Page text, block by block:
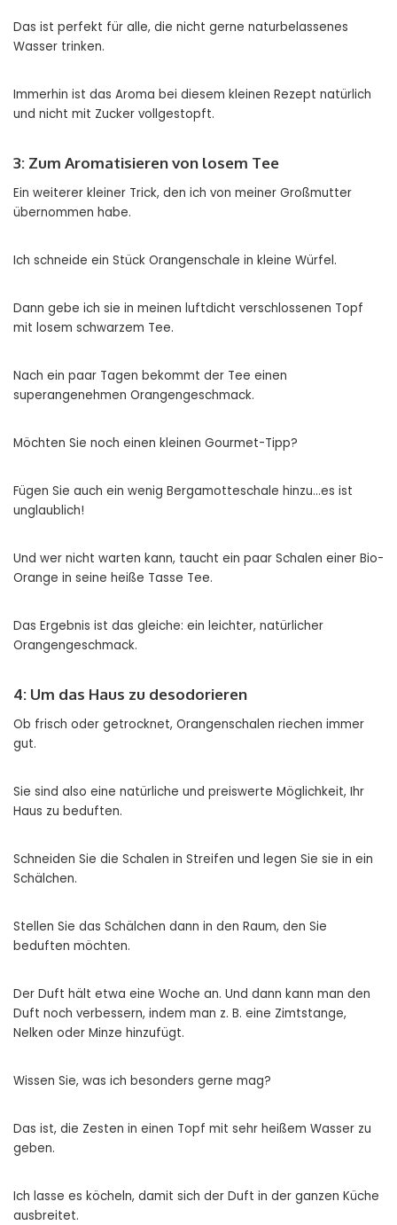
Das ist perfekt für alle, die nicht gerne naturbelassenes
Wasser trinken.
Immerhin ist das Aroma bei diesem kleinen Rezept natürlich
und nicht mit Zucker vollgestopft.
3: Zum Aromatisieren von losem Tee
Ein weiterer kleiner Trick, den ich von meiner Großmutter
übernommen habe.
Ich schneide ein Stück Orangenschale in kleine Würfel.
Dann gebe ich sie in meinen luftdicht verschlossenen Topf
mit losem schwarzem Tee.
Nach ein paar Tagen bekommt der Tee einen
superangenehmen Orangengeschmack.
Möchten Sie noch einen kleinen Gourmet-Tipp?
Fügen Sie auch ein wenig Bergamotteschale hinzu…es ist
unglaublich!
Und wer nicht warten kann, taucht ein paar Schalen einer Bio-
Orange in seine heiße Tasse Tee.
Das Ergebnis ist das gleiche: ein leichter, natürlicher
Orangengeschmack.
4: Um das Haus zu desodorieren
Ob frisch oder getrocknet, Orangenschalen riechen immer
gut.
Sie sind also eine natürliche und preiswerte Möglichkeit, Ihr
Haus zu beduften.
Schneiden Sie die Schalen in Streifen und legen Sie sie in ein
Schälchen.
Stellen Sie das Schälchen dann in den Raum, den Sie
beduften möchten.
Der Duft hält etwa eine Woche an. Und dann kann man den
Duft noch verbessern, indem man z. B. eine Zimtstange,
Nelken oder Minze hinzufügt.
Wissen Sie, was ich besonders gerne mag?
Das ist, die Zesten in einen Topf mit sehr heißem Wasser zu
geben.
Ich lasse es köcheln, damit sich der Duft in der ganzen Küche
ausbreitet.